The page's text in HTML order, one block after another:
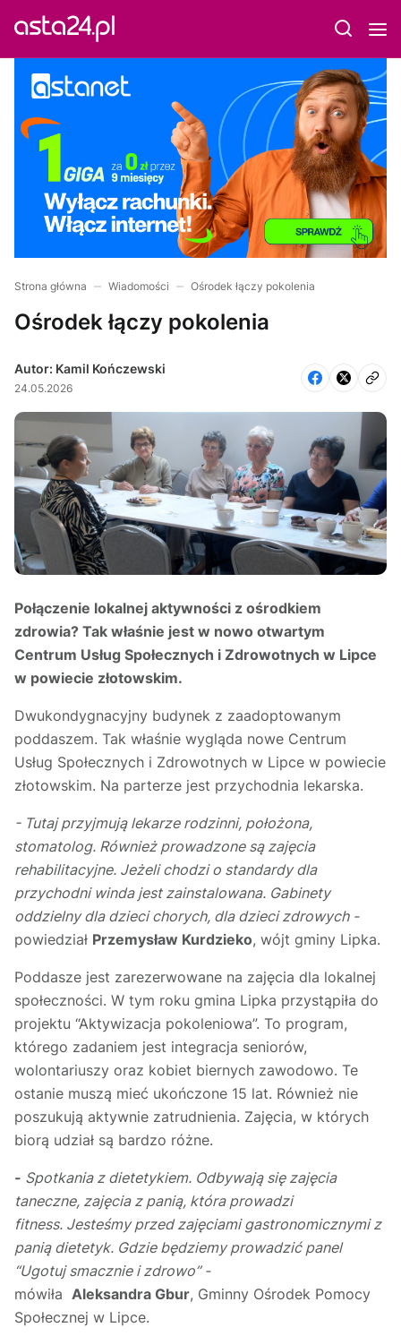
Strona główna Wiadomości Ośrodek łączy pokolenia
Ośrodek łączy pokolenia
Autor: Kamil Kończewski
24.05.2026
Połączenie lokalnej aktywności z ośrodkiem
zdrowia? Tak właśnie jest w nowo otwartym
Centrum Usług Społecznych i Zdrowotnych w Lipce
w powiecie złotowskim.
Dwukondygnacyjny budynek z zaadoptowanym
poddaszem. Tak właśnie wygląda nowe Centrum
Usług Społecznych i Zdrowotnych w Lipce w powiecie
złotowskim. Na parterze jest przychodnia lekarska.
- Tutaj przyjmują lekarze rodzinni, położona,
stomatolog. Również prowadzone są zajęcia
rehabilitacyjne. Jeżeli chodzi o standardy dla
przychodni winda jest zainstalowana. Gabinety
oddzielny dla dzieci chorych, dla dzieci zdrowych -
powiedział Przemysław Kurdzieko, wójt gminy Lipka.
Poddasze jest zarezerwowane na zajęcia dla lokalnej
społeczności. W tym roku gmina Lipka przystąpiła do
projektu “Aktywizacja pokoleniowa”. To program,
którego zadaniem jest integracja seniorów,
wolontariuszy oraz kobiet biernych zawodowo. Te
ostanie muszą mieć ukończone 15 lat. Również nie
poszukują aktywnie zatrudnienia. Zajęcia, w których
biorą udział są bardzo różne.
- Spotkania z dietetykiem. Odbywają się zajęcia
taneczne, zajęcia z panią, która prowadzi
fitness. Jesteśmy przed zajęciami gastronomicznymi z
panią dietetyk. Gdzie będziemy prowadzić panel
“Ugotuj smacznie i zdrowo” -
mówiła Aleksandra Gbur, Gminny Ośrodek Pomocy
Społecznej w Lipce.